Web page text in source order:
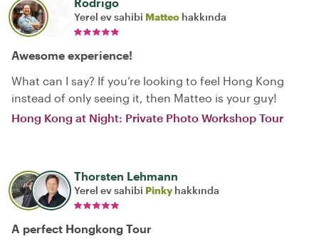
Yerel ev sahibi Matteo hakkında
Awesome experience!
What can I say? If you’re looking to feel Hong Kong
instead of only seeing it, then Matteo is your guy!
Hong Kong at Night: Private Photo Workshop Tour
Thorsten Lehmann
Yerel ev sahibi Pinky hakkında
A perfect Hongkong Tour